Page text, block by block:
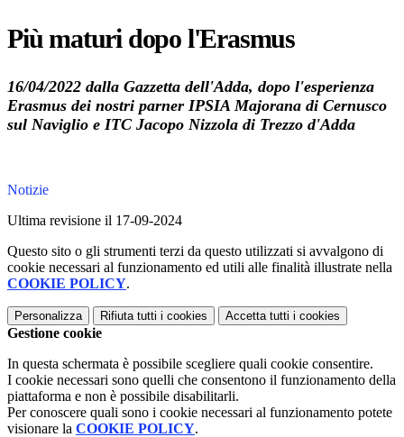
Più maturi dopo l'Erasmus
16/04/2022 dalla Gazzetta dell'Adda, dopo l'esperienza
Erasmus dei nostri parner IPSIA Majorana di Cernusco
sul Naviglio e ITC Jacopo Nizzola di Trezzo d'Adda
Notizie
Ultima revisione il 17-09-2024
Questo sito o gli strumenti terzi da questo utilizzati si avvalgono di
cookie necessari al funzionamento ed utili alle finalità illustrate nella
COOKIE POLICY.
Personalizza Rifiuta tutti i cookies Accetta tutti i cookies
Gestione cookie
In questa schermata è possibile scegliere quali cookie consentire.
I cookie necessari sono quelli che consentono il funzionamento della
piattaforma e non è possibile disabilitarli.
Per conoscere quali sono i cookie necessari al funzionamento potete
visionare la COOKIE POLICY.